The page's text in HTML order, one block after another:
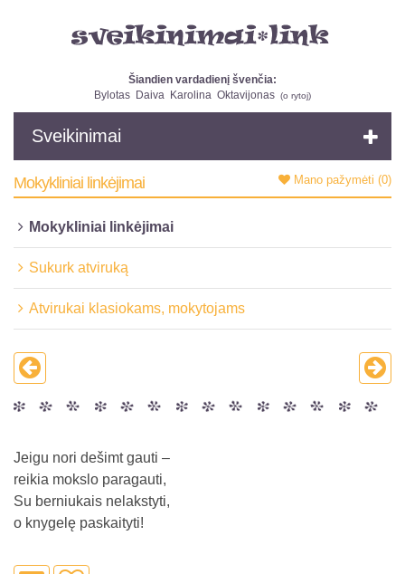
Šiandien vardadienį švenčia:
Bylotas Daiva Karolina Oktavijonas (o rytoj)
Sveikinimai
Mano pažymėti (0)
Mokykliniai linkėjimai
Mokykliniai linkėjimai
Sukurk atviruką
Atvirukai klasiokams, mokytojams
Jeigu nori dešimt gauti –
reikia mokslo paragauti,
Su berniukais nelakstyti,
o knygelę paskaityti!